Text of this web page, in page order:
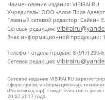
Наименование издания: VIBIRAI.RU
Учредитель: ООО «Алое Поле
Главный сетевой редактор: Сайкин
Сетевая редакция:
Знак информационной продукции:
Телефон отдела продаж: 8 (917) 299-
Сетевая редакция:
Сетевое издание VIBIRAI.RU
сфере связи, информационных
(Роскомнадзор). Свидетельство о
20.07.2017 года